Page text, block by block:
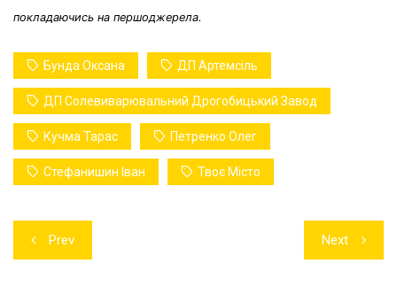
покладаючись на першоджерела.
Бунда Оксана ДП Артемсіль
ДП Солевиварювальний Дрогобицький Завод
Кучма Тарас Петренко Олег
Стефанишин Іван Твоє Місто
Навігація
записів
Prev Next